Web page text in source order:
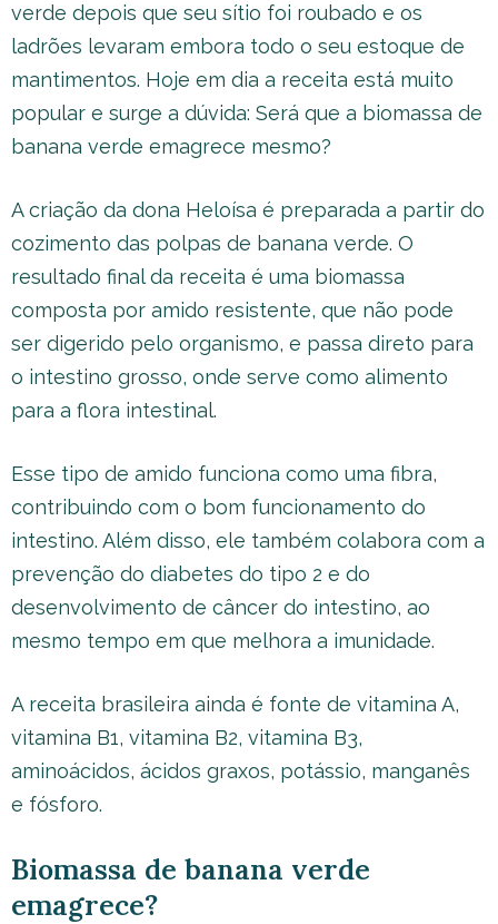
verde depois que seu sítio foi roubado e os
ladrões levaram embora todo o seu estoque de
mantimentos. Hoje em dia a receita está muito
popular e surge a dúvida: Será que a biomassa de
banana verde emagrece mesmo?
A criação da dona Heloísa é preparada a partir do
cozimento das polpas de banana verde. O
resultado final da receita é uma biomassa
composta por amido resistente, que não pode
ser digerido pelo organismo, e passa direto para
o intestino grosso, onde serve como alimento
para a flora intestinal.
Esse tipo de amido funciona como uma fibra,
contribuindo com o bom funcionamento do
intestino. Além disso, ele também colabora com a
prevenção do diabetes do tipo 2 e do
desenvolvimento de câncer do intestino, ao
mesmo tempo em que melhora a imunidade.
A receita brasileira ainda é fonte de vitamina A,
vitamina B1, vitamina B2, vitamina B3,
aminoácidos, ácidos graxos, potássio, manganês
e fósforo.
Biomassa de banana verde
emagrece?